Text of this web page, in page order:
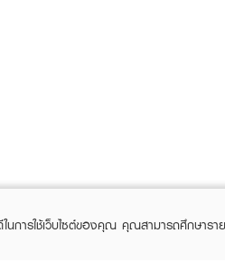
นการใช้เว็บไซต์ของคุณ คุณสามารถศึกษาราย